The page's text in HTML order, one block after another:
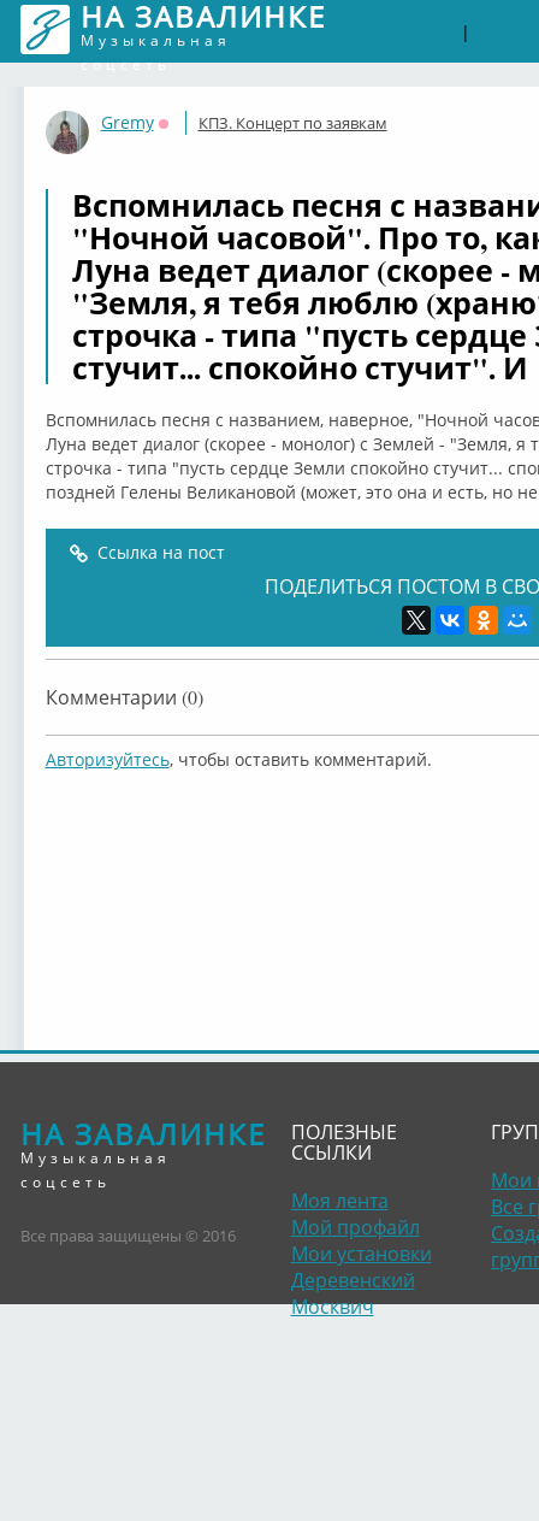
НА ЗАВАЛИНКЕ
Музыкальная
соцсеть
|
Gremy
Оффлайн
КПЗ. Концерт по заявкам
Вспомнилась песня с
"Ночной часовой". Про то,
Луна ведет диалог (скорее -
"Земля, я тебя люблю
строчка - типа "пусть
стучит... спокойно стучит". И
Вспомнилась песня с названием, наверное, "Ночной
Луна ведет диалог (скорее - монолог) с Землей - "Земля,
строчка - типа "пусть сердце Земли спокойно стучит...
поздней Гелены Великановой (может, это она и есть, но
Ссылка на пост
ПОДЕЛИТЬСЯ ПОСТОМ В
Комментарии (0)
Авторизуйтесь, чтобы оставить комментарий.
НА ЗАВАЛИНКЕ
Музыкальная
соцсеть
Все права защищены © 2016
ПОЛЕЗНЫЕ
ССЫЛКИ
Моя лента
Мой профайл
Мои установки
Деревенский
Москвич
Мои
Все